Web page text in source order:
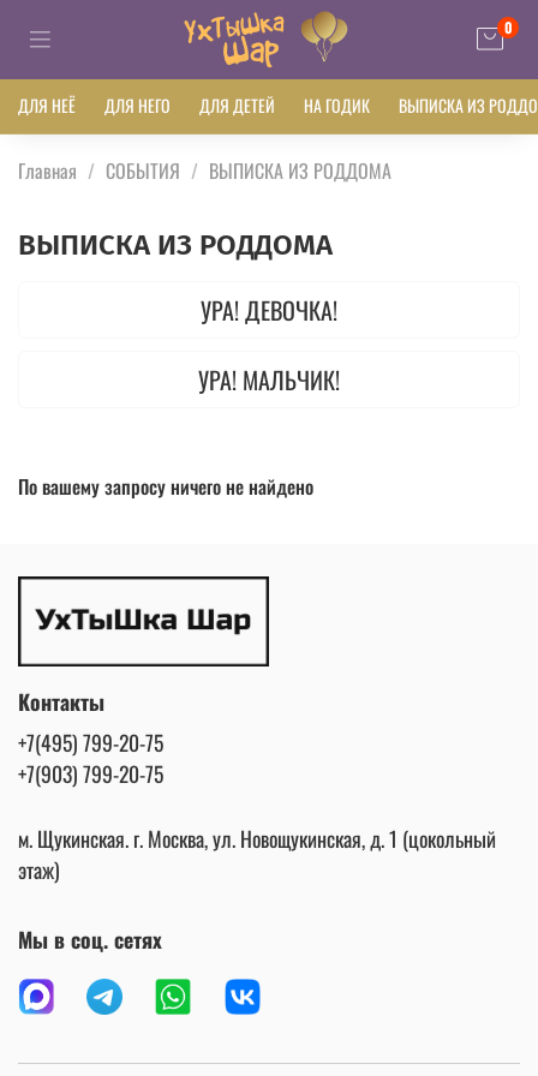
0
ДЛЯ НЕЁ ДЛЯ НЕГО ДЛЯ ДЕТЕЙ НА ГОДИК ВЫПИСКА ИЗ
Главная СОБЫТИЯ ВЫПИСКА ИЗ РОДДОМА
ВЫПИСКА ИЗ РОДДОМА
УРА! ДЕВОЧКА!
УРА! МАЛЬЧИК!
По вашему запросу ничего не найдено
Контакты
+7(495) 799-20-75
+7(903) 799-20-75
м. Щукинская. г. Москва, ул. Новощукинская, д. 1 (цокольный
этаж)
Мы в соц. сетях